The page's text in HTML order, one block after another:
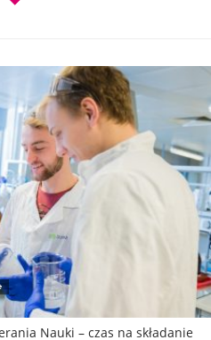
Nauki – czas na składanie